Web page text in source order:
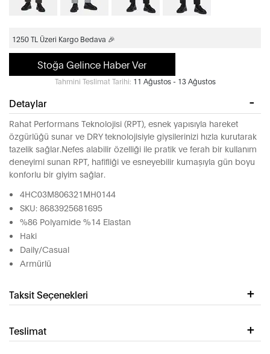
1250 TL Üzeri Kargo Bedava 🎉
Stoğa Gelince Haber Ver
Tahmini Teslimat Tarihi: 11 Ağustos - 13 Ağustos
Detaylar
Rahat Performans Teknolojisi (RPT), esnek yapısıyla hareket
özgürlüğü sunar ve DRY teknolojisiyle giysilerinizi hızla kurutarak
tazelik sağlar.Nefes alabilir özelliği ile pratik ve ferah bir kullanım
deneyimi sunan RPT, hafifliği ve esneyebilir kumaşıyla gün boyu
konforlu bir giyim sağlar.
4HC03M806321MH0144
SKU: 8683925681695
%86 Polyamide %14 Elastan
Haki
Daily/Casual
Armürlü
Taksit Seçenekleri
Teslimat